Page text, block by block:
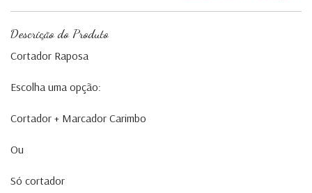
Descrição do Produto
Cortador Raposa
Escolha uma opção:
Cortador + Marcador Carimbo
Ou
Só cortador